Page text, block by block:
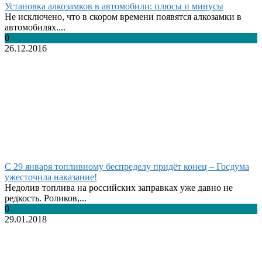
Установка алкозамков в автомобили: плюсы и минусы
Не исключено, что в скором времени появятся алкозамки в
автомобилях....
0
26.12.2016
С 29 января топливному беспределу придёт конец – Госдума
ужесточила наказание!
Недолив топлива на российских заправках уже давно не
редкость. Роликов,...
0
29.01.2018